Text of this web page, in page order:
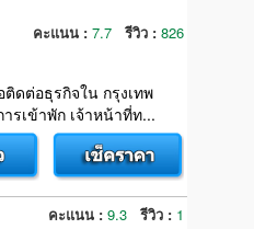
คะแนน : 7.7 รีวิว : 826
ดต่อธุรกิจใน กรุงเทพ
รเข้าพัก เจ้าหน้าที่ท...
คะแนน : 9.3 รีวิว : 1